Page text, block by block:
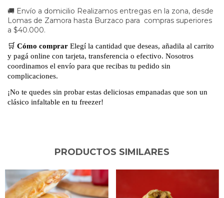
🚚 Envío a domicilio Realizamos entregas en la zona, desde
Lomas de Zamora hasta Burzaco para compras superiores
a $40.000.
🛒 Cómo comprar Elegí la cantidad que deseas, añadila al carrito
y pagá online con tarjeta, transferencia o efectivo. Nosotros
coordinamos el envío para que recibas tu pedido sin
complicaciones.
¡No te quedes sin probar estas deliciosas empanadas que son un
clásico infaltable en tu freezer!
PRODUCTOS SIMILARES